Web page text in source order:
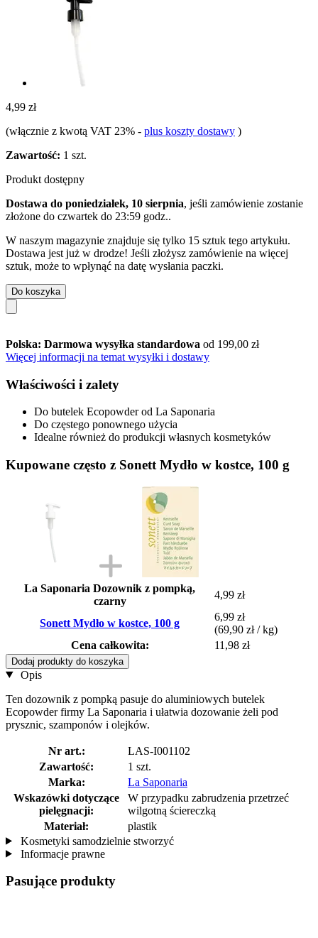
4,99 zł
(włącznie z kwotą VAT 23% - plus koszty dostawy )
Zawartość: 1 szt.
Produkt dostępny
Dostawa do poniedziałek, 10 sierpnia, jeśli zamówienie zostanie
złożone do czwartek do 23:59 godz..
W naszym magazynie znajduje się tylko 15 sztuk tego artykułu.
Dostawa jest już w drodze! Jeśli złożysz zamówienie na więcej
sztuk, może to wpłynąć na datę wysłania paczki.
Do koszyka
Polska: Darmowa wysyłka standardowa od 199,00 zł
Więcej informacji na temat wysyłki i dostawy
Właściwości i zalety
Do butelek Ecopowder od La Saponaria
Do częstego ponownego użycia
Idealne również do produkcji własnych kosmetyków
Kupowane często z Sonett Mydło w kostce, 100 g
La Saponaria Dozownik z pompką,
czarny
4,99 zł
Sonett Mydło w kostce, 100 g
6,99 zł
(69,90 zł / kg)
Cena całkowita:
11,98 zł
Dodaj produkty do koszyka
Opis
Ten dozownik z pompką pasuje do aluminiowych butelek
Ecopowder firmy La Saponaria i ułatwia dozowanie żeli pod
prysznic, szamponów i olejków.
Nr art.:
LAS-I001102
Zawartość:
1 szt.
Marka:
La Saponaria
Wskazówki dotyczące
pielęgnacji:
W przypadku zabrudzenia przetrzeć
wilgotną ściereczką
Materiał:
plastik
Kosmetyki samodzielnie stworzyć
Informacje prawne
Pasujące produkty